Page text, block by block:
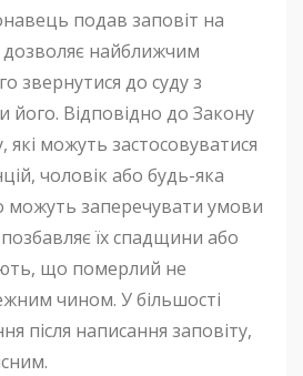
подав заповіт на
найближчим
звернутися до суду з
його. Відповідно до Закону
які можуть застосовуватися
чоловік або будь-яка
можуть заперечувати умови
їх спадщини або
що померлий не
чином. У більшості
після написання заповіту,